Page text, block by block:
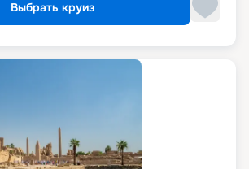
Выбрать круиз